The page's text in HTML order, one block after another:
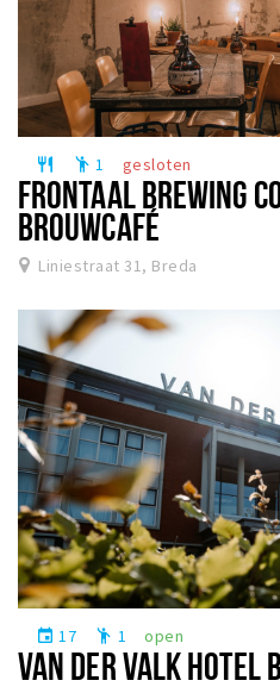
restaurant emoji_people 1 gesloten
FRONTAAL BREWING
BROUWCAFÉ
Liniestraat 31, Breda
event 17 emoji_people 1 open
VAN DER VALK